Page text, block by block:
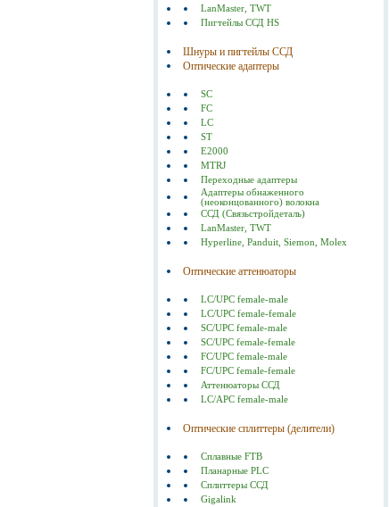
LanMaster, TWT
Пигтейлы ССД HS
Шнуры и пигтейлы ССД
Оптические адаптеры
SC
FC
LC
ST
E2000
MTRJ
Переходные адаптеры
Адаптеры обнаженного
(неоконцованного) волокна
ССД (Связьстройдеталь)
LanMaster, TWT
Hyperline, Panduit, Siemon, Molex
Оптические аттенюаторы
LC/UPC female-male
LC/UPC female-female
SC/UPC female-male
SC/UPC female-female
FC/UPC female-male
FC/UPC female-female
Аттенюаторы ССД
LC/APC female-male
Оптические сплиттеры (делители)
Сплавные FTB
Планарные PLC
Сплиттеры ССД
Gigalink